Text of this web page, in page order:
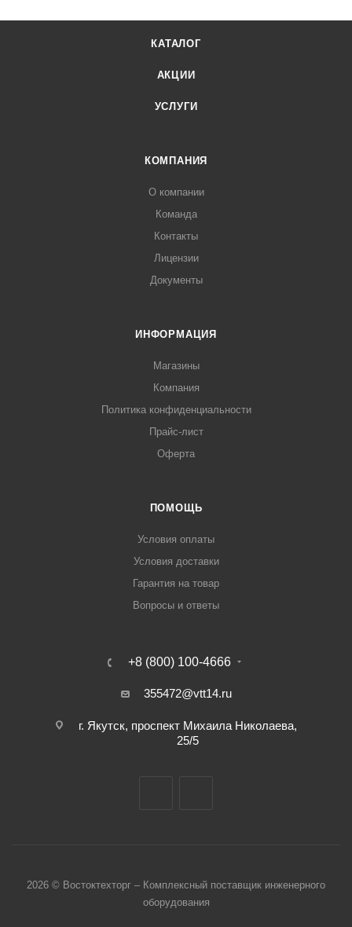
КАТАЛОГ
АКЦИИ
УСЛУГИ
КОМПАНИЯ
О компании
Команда
Контакты
Лицензии
Документы
ИНФОРМАЦИЯ
Магазины
Компания
Политика конфиденциальности
Прайс-лист
Оферта
ПОМОЩЬ
Условия оплаты
Условия доставки
Гарантия на товар
Вопросы и ответы
+8 (800) 100-4666
355472@vtt14.ru
г. Якутск, проспект Михаила Николаева,
25/5
2026 © Востоктехторг – Комплексный поставщик инженерного
оборудования